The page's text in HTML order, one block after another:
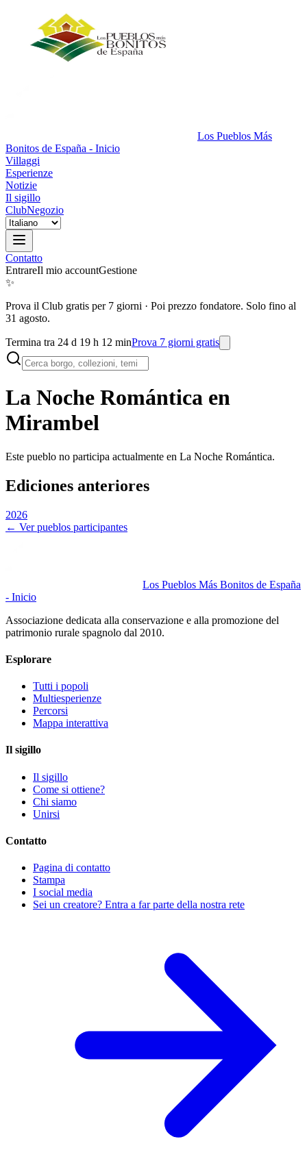
Los Pueblos Más
Bonitos de España - Inicio
Villaggi
Esperienze
Notizie
Il sigillo
ClubNegozio
Contatto
EntrareIl mio accountGestione
✨
Prova il Club gratis per 7 giorni · Poi prezzo fondatore. Solo fino al
31 agosto.
Termina tra 24 d 19 h 12 minProva 7 giorni gratis
La Noche Romántica en
Mirambel
Este pueblo no participa actualmente en La Noche Romántica.
Ediciones anteriores
2026
← Ver pueblos participantes
Los Pueblos Más Bonitos de España
- Inicio
Associazione dedicata alla conservazione e alla promozione del
patrimonio rurale spagnolo dal 2010.
Esplorare
Tutti i popoli
Multiesperienze
Percorsi
Mappa interattiva
Il sigillo
Il sigillo
Come si ottiene?
Chi siamo
Unirsi
Contatto
Pagina di contatto
Stampa
I social media
Sei un creatore? Entra a far parte della nostra rete